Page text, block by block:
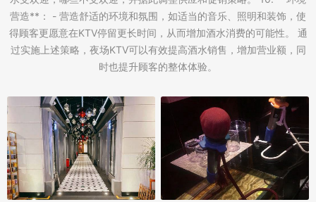
营造**： - 营造舒适的环境和氛围，如适当的音乐、照明和装饰，使
得顾客更愿意在KTV停留更长时间，从而增加酒水消费的可能性。 通
过实施上述策略，夜场KTV可以有效提高酒水销售，增加营业额，同
时也提升顾客的整体体验。